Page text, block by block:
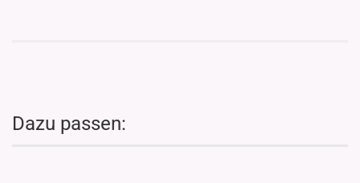
Dazu passen: